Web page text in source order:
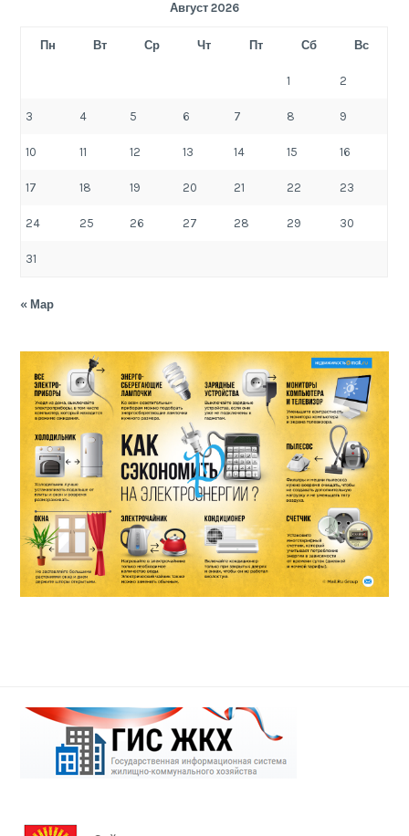
Август 2026
Пн Вт Ср Чт Пт Сб Вс
1 2
3 4 5 6 7 8 9
10 11 12 13 14 15 16
17 18 19 20 21 22 23
24 25 26 27 28 29 30
31
« Мар